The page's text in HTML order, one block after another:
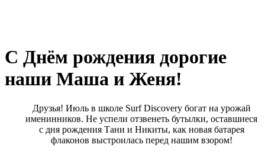
С Днём рождения дорогие
наши Маша и Женя!
Друзья! Июль в школе Surf Discovery богат на урожай
именинников. Не успели отзвенеть бутылки, оставшиеся
с дня рождения Тани и Никиты, как новая батарея
флаконов выстроилась перед нашим взором!